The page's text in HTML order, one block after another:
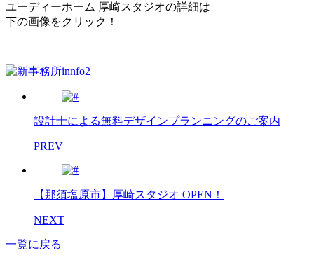
ユーディーホーム 厚崎スタジオの詳細は
下の画像をクリック！
設計士による無料デザインプランニングのご案内
PREV
【那須塩原市】厚崎スタジオ OPEN！
NEXT
一覧に戻る